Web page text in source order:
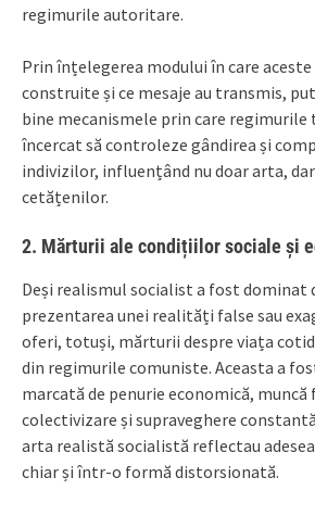
regimurile autoritare.
Prin înțelegerea modului în care
construite și ce mesaje au transmis,
bine mecanismele prin care
încercat să controleze gândirea și
indivizilor, influențând nu doar arta, dar
cetățenilor.
2. Mărturii ale condițiilor sociale și
Deși realismul socialist a fost dominat
prezentarea unei realități false sau
oferi, totuși, mărturii despre viața
din regimurile comuniste. Aceasta a
marcată de penurie economică,
colectivizare și supraveghere
arta realistă socialistă reflectau
chiar și într-o formă distorsionată.